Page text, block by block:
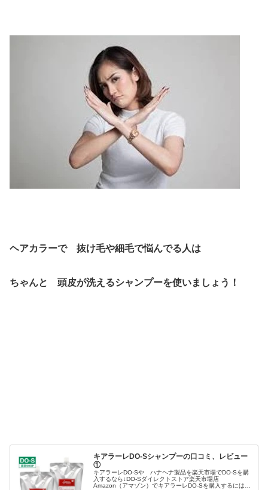
ヘアカラーで 抜け毛や細毛で悩んでる人は
ちゃんと 頭皮が洗えるシャンプーを使いましょう！
キアラーレDO-Sシャンプーの口コミ、レビュー
①
キアラーレDO-Sや ハナヘナ製品を楽天市場でDO-Sを購
入するなら↓DO-Sダイレクトストア楽天市場店
Amazon（アマゾン）でキアラーレDO-Sを購入するには